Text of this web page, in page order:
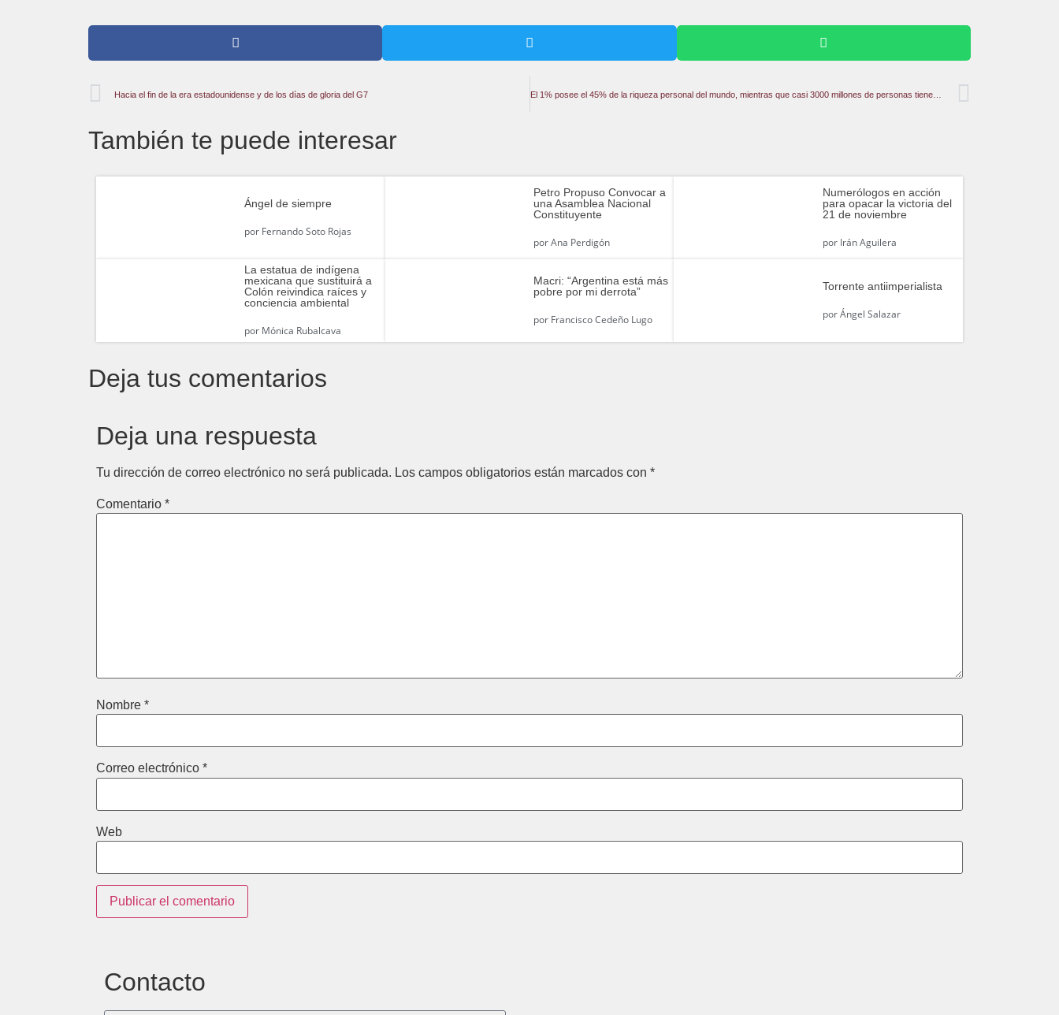
Hacia el fin de la era estadounidense y de los días de gloria del G7 El 1% posee el 45% de la riqueza personal del mundo, mientras que casi 3000 millones de personas tienen poca o ninguna riqueza
También te puede interesar
Ángel de siempre
por Fernando Soto Rojas
Petro Propuso Convocar a
una Asamblea Nacional
Constituyente
porAna Perdigón
Numerólogos en acción
para opacar la victoria del
21 de noviembre
porIrán Aguilera
La estatua de indígena
mexicana que sustituirá a
Colón reivindica raíces y
conciencia ambiental
por Mónica Rubalcava
Macri: “Argentina está más
pobre por mi derrota”
porFrancisco Cedeño Lugo
Torrente antiimperialista
porÁngel Salazar
Deja tus comentarios
Deja una respuesta
Tu dirección de correo electrónico no será publicada. Los campos obligatorios están marcados con *
Comentario *
Nombre *
Correo electrónico *
Web
Contacto